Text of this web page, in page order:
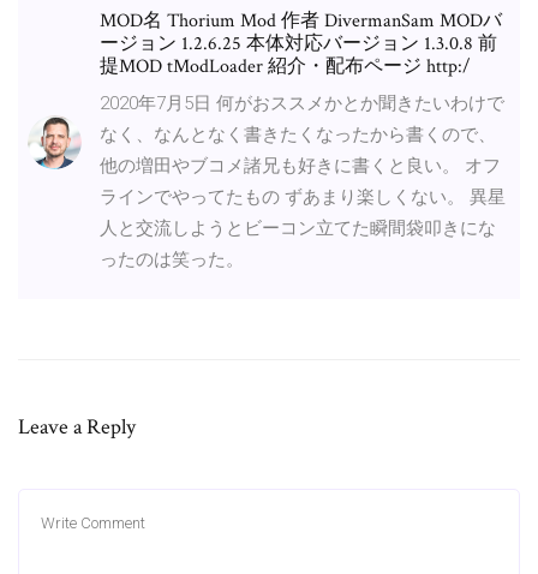
MOD名 Thorium Mod 作者 DivermanSam MODバ
ージョン 1.2.6.25 本体対応バージョン 1.3.0.8 前
提MOD tModLoader 紹介・配布ページ http:/
2020年7月5日 何がおススメかとか聞きたいわけで
なく、なんとなく書きたくなったから書くので、
他の増田やブコメ諸兄も好きに書くと良い。 オフ
ラインでやってたもの ずあまり楽しくない。 異星
人と交流しようとビーコン立てた瞬間袋叩きにな
ったのは笑った。
Leave a Reply